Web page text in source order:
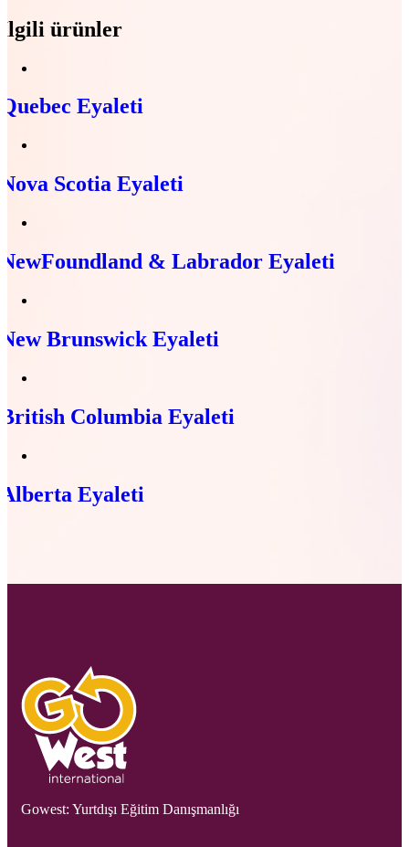
İlgili ürünler
Quebec Eyaleti
Nova Scotia Eyaleti
NewFoundland & Labrador Eyaleti
New Brunswick Eyaleti
British Columbia Eyaleti
Alberta Eyaleti
Gowest: Yurtdışı Eğitim Danışmanlığı